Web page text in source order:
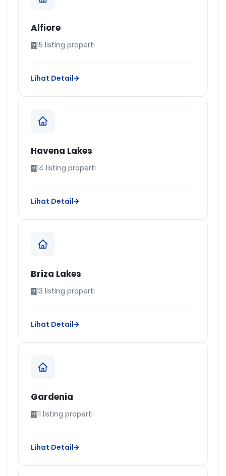
Alfiore
15 listing properti
Lihat Detail
Havena Lakes
14 listing properti
Lihat Detail
Briza Lakes
13 listing properti
Lihat Detail
Gardenia
11 listing properti
Lihat Detail